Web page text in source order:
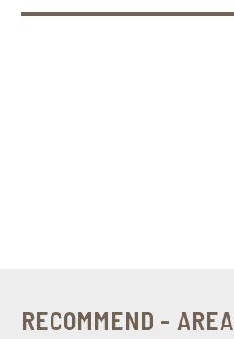
RECOMMEND - AREA